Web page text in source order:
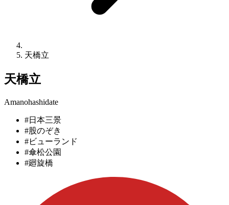
天橋立
天橋立
Amanohashidate
#日本三景
#股のぞき
#ビューランド
#傘松公園
#廻旋橋